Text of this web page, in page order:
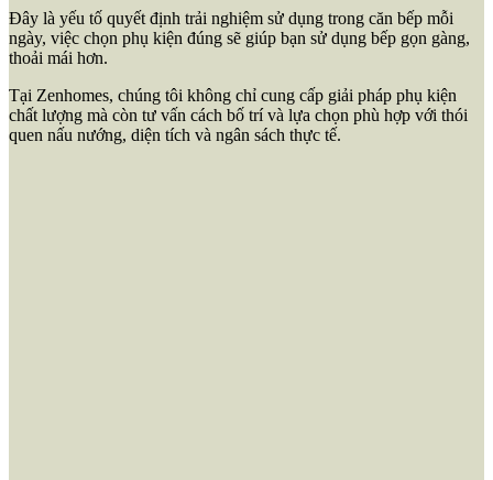
Đây là yếu tố quyết định trải nghiệm sử dụng trong căn bếp mỗi
ngày, việc chọn phụ kiện đúng sẽ giúp bạn sử dụng bếp gọn gàng,
thoải mái hơn.
Tại Zenhomes, chúng tôi không chỉ cung cấp giải pháp phụ kiện
chất lượng mà còn tư vấn cách bố trí và lựa chọn phù hợp với thói
quen nấu nướng, diện tích và ngân sách thực tế.